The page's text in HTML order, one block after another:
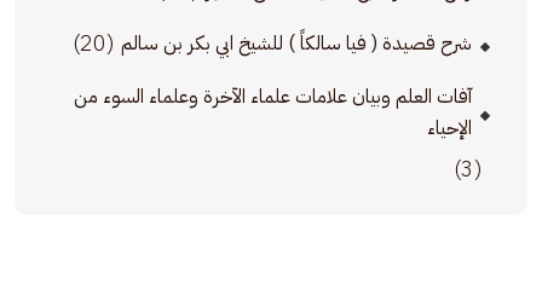
شرح قصيدة ( فيا سالكاً ) للشيخ ابي بكر بن سالم (20)
آفات العلم وبيان علامات علماء الآخرة وعلماء السوء من
الإحياء
(3)